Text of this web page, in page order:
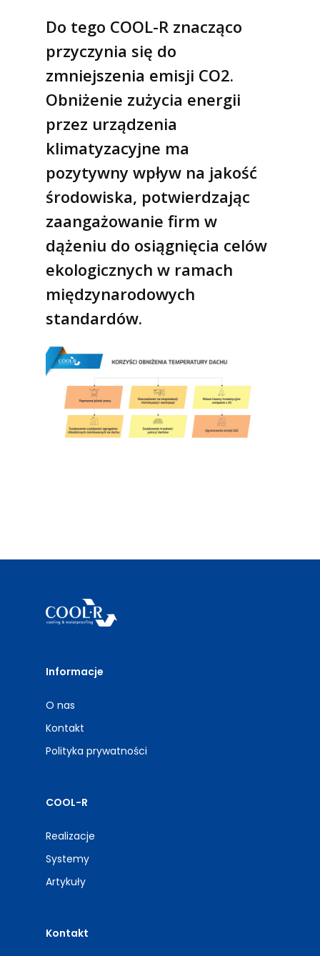
Do tego COOL-R znacząco
przyczynia się do
zmniejszenia emisji CO2.
Obniżenie zużycia energii
przez urządzenia
klimatyzacyjne ma
pozytywny wpływ na jakość
środowiska, potwierdzając
zaangażowanie firm w
dążeniu do osiągnięcia celów
ekologicznych w ramach
międzynarodowych
standardów.
Informacje
O nas
Kontakt
Polityka prywatności
COOL-R
Realizacje
Systemy
Artykuły
Kontakt